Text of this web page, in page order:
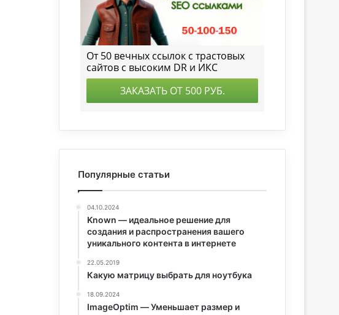
Популярные статьи
04.10.2024
Known — идеальное решение для
создания и распространения вашего
уникального контента в интернете
22.05.2019
Какую матрицу выбрать для ноутбука
18.09.2024
ImageOptim — Уменьшает размер и